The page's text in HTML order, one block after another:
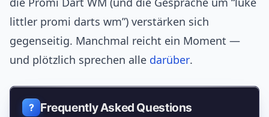
littler promi darts wm”) verstärken sich
gegenseitig. Manchmal reicht ein Moment —
und plötzlich sprechen alle darüber.
Frequently Asked Questions